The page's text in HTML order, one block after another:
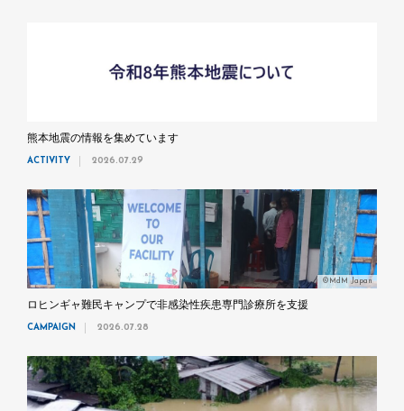
熊本地震の情報を集めています
ACTIVITY 2026.07.29
©MdM Japan
ロヒンギャ難民キャンプで非感染性疾患専門診療所を支援
CAMPAIGN 2026.07.28